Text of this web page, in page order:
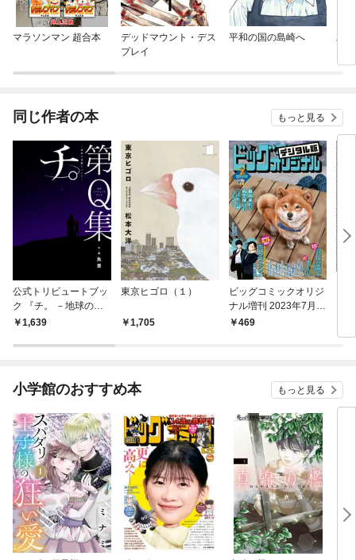
マラソンマン 超合本
デッドマウント・デス
プレイ
平和の国の島崎へ 左
同じ作者の本 もっと見る
公式トリビュートブッ
ク 『チ。 －地球の運
動について－』 第Q集
1,639
東京ヒゴロ（１）
1,705
ビッグコミックオリジ
ナル増刊 2023年7月増
刊号（2023年6月12日
469
小学館のおすすめ本 もっと見る